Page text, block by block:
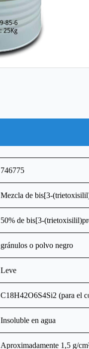
746775
Mezcla de bis[3-
50% de bis[3-
gránulos o polvo negro
Leve
C18H42O6S4Si2 (para el
Insoluble en agua
Aproximadamente 1,5 g/